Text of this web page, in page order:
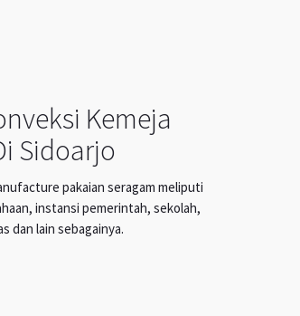
Kemeja
Sidoarjo
pakaian seragam meliputi
instansi pemerintah, sekolah,
dan lain sebagainya.